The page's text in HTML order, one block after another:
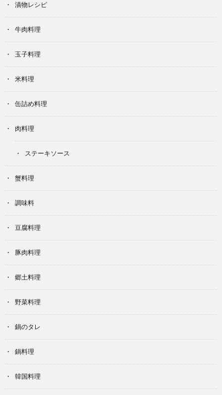
漬物レシピ
牛肉料理
玉子料理
米料理
缶詰め料理
肉料理
ステーキソース
蟹料理
調味料
豆腐料理
豚肉料理
郷土料理
野菜料理
鍋のタレ
鍋料理
韓国料理